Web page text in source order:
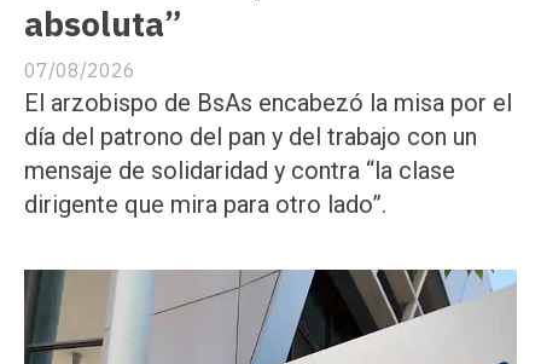
absoluta”
07/08/2026
El arzobispo de BsAs encabezó la misa por el
día del patrono del pan y del trabajo con un
mensaje de solidaridad y contra “la clase
dirigente que mira para otro lado”.